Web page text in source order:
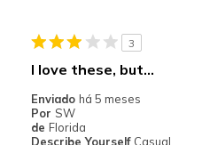
3
I love these, but...
Enviado há 5 meses
Por SW
de Florida
Describe Yourself Casual